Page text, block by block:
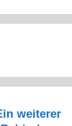
weiterer